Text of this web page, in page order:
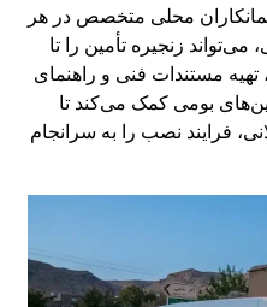
محلی متخصص در هر
زنجیره تأمین را تا
مستندات فنی و راهنمای
بومی کمک می‌کند تا
فرایند نصب را به سرانجام